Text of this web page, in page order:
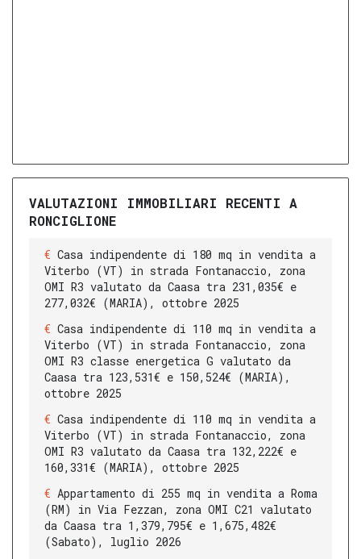
VALUTAZIONI IMMOBILIARI RECENTI A
RONCIGLIONE
Casa indipendente di 180 mq in vendita a
Viterbo (VT) in strada Fontanaccio, zona
OMI R3 valutato da Caasa tra 231,035€ e
277,032€ (MARIA), ottobre 2025
Casa indipendente di 110 mq in vendita a
Viterbo (VT) in strada Fontanaccio, zona
OMI R3 classe energetica G valutato da
Caasa tra 123,531€ e 150,524€ (MARIA),
ottobre 2025
Casa indipendente di 110 mq in vendita a
Viterbo (VT) in strada Fontanaccio, zona
OMI R3 valutato da Caasa tra 132,222€ e
160,331€ (MARIA), ottobre 2025
Appartamento di 255 mq in vendita a Roma
(RM) in Via Fezzan, zona OMI C21 valutato
da Caasa tra 1,379,795€ e 1,675,482€
(Sabato), luglio 2026